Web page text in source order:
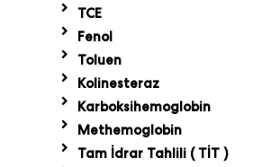
TCE
Fenol
Toluen
Kolinesteraz
Karboksihemoglobin
Methemoglobin
Tam İdrar Tahlili ( TİT )